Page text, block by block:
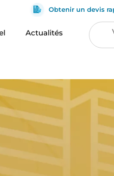
Obtenir un devis
Actualités